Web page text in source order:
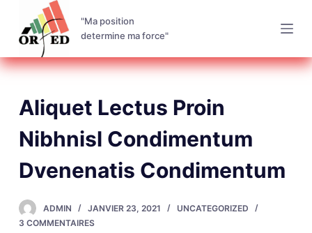
a
s
u
c
o
"Ma position
determine ma force"
Aliquet Lectus Proin
Nibhnisl Condimentum
Dvenenatis Condimentum
ADMIN JANVIER 23, 2021
UNCATEGORIZED
3 COMMENTAIRES